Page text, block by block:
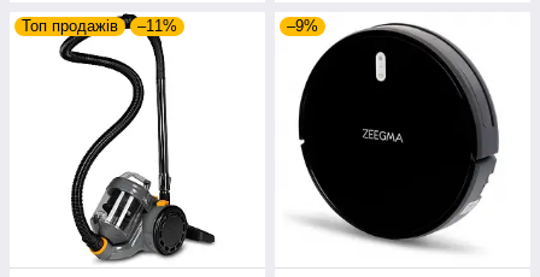
Топ продажів –11% –9%